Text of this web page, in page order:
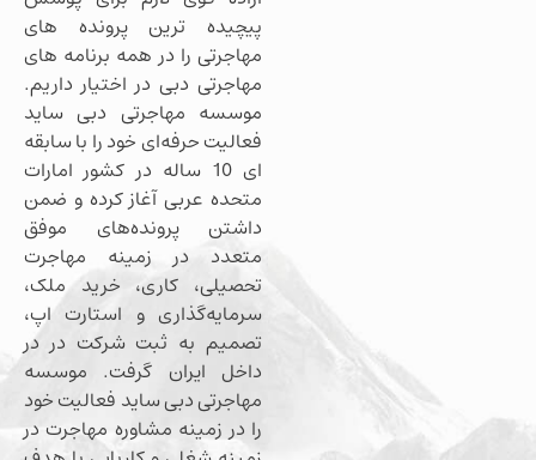
پیچیده ترین پرونده های
مهاجرتی را در همه برنامه های
مهاجرتی دبی در اختیار داریم.
موسسه مهاجرتی دبی ساید
فعالیت حرفه‌ای خود را با سابقه
ای 10 ساله در کشور امارات
متحده عربی آغاز کرده و ضمن
داشتن پرونده‌های موفق
متعدد در زمینه مهاجرت
تحصیلی، کاری، خرید ملک،
سرمایه‌گذاری و استارت اپ،
تصمیم به ثبت شرکت در در
داخل ایران گرفت. موسسه
مهاجرتی دبی ساید فعالیت خود
را در زمینه مشاوره مهاجرت در